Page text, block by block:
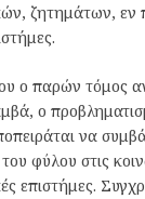
ζητημάτων, εν
ο παρών τόμος
ο
να
φύλου στις
επιστήμες.